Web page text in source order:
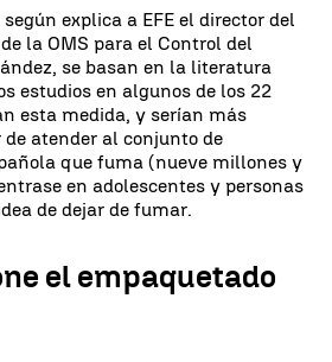
explica a EFE el director del
la OMS para el Control del
se basan en la literatura
estudios en algunos de los 22
esta medida, y serían más
atender al conjunto de
que fuma (nueve millones y
en adolescentes y personas
de dejar de fumar.
el empaquetado